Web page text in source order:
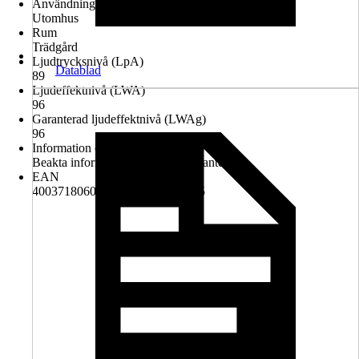
Användningsmiljö
Utomhus
Rum
Trädgård
Ljudtrycksnivå (LpA)
89
Ljudeffektnivå (LWA)
96
Garanterad ljudeffektnivå (LWAg)
96
Information om avfallshantering
Beakta informationen om avfallshantering
EAN
4003718060775, 4003718064445
Datablad